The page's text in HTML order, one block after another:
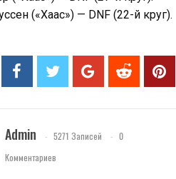
(«Хаас») — DNF (22-й круг).
Admin 5271 Записей
0
Комментариев